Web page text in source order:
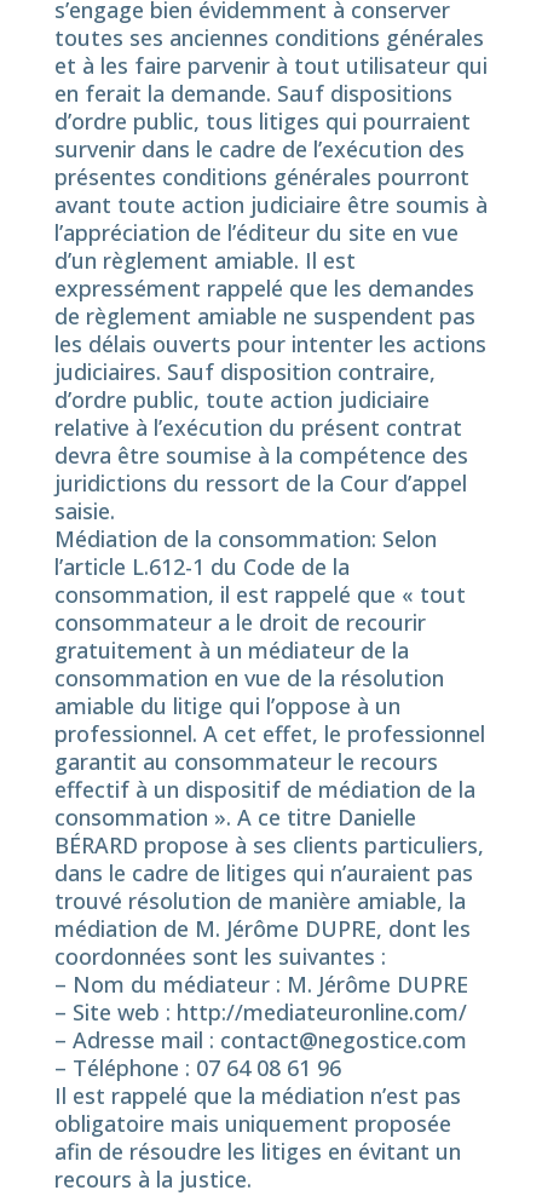
s’engage bien évidemment à conserver
toutes ses anciennes conditions générales
et à les faire parvenir à tout utilisateur qui
en ferait la demande. Sauf dispositions
d’ordre public, tous litiges qui pourraient
survenir dans le cadre de l’exécution des
présentes conditions générales pourront
avant toute action judiciaire être soumis à
l’appréciation de l’éditeur du site en vue
d’un règlement amiable. Il est
expressément rappelé que les demandes
de règlement amiable ne suspendent pas
les délais ouverts pour intenter les actions
judiciaires. Sauf disposition contraire,
d’ordre public, toute action judiciaire
relative à l’exécution du présent contrat
devra être soumise à la compétence des
juridictions du ressort de la Cour d’appel
saisie.
Médiation de la consommation: Selon
l’article L.612-1 du Code de la
consommation, il est rappelé que « tout
consommateur a le droit de recourir
gratuitement à un médiateur de la
consommation en vue de la résolution
amiable du litige qui l’oppose à un
professionnel. A cet effet, le professionnel
garantit au consommateur le recours
effectif à un dispositif de médiation de la
consommation ». A ce titre Danielle
BÉRARD propose à ses clients particuliers,
dans le cadre de litiges qui n’auraient pas
trouvé résolution de manière amiable, la
médiation de M. Jérôme DUPRE, dont les
coordonnées sont les suivantes :
– Nom du médiateur : M. Jérôme DUPRE
– Site web : http://mediateuronline.com/
– Adresse mail : contact@negostice.com
– Téléphone : 07 64 08 61 96
Il est rappelé que la médiation n’est pas
obligatoire mais uniquement proposée
afin de résoudre les litiges en évitant un
recours à la justice.